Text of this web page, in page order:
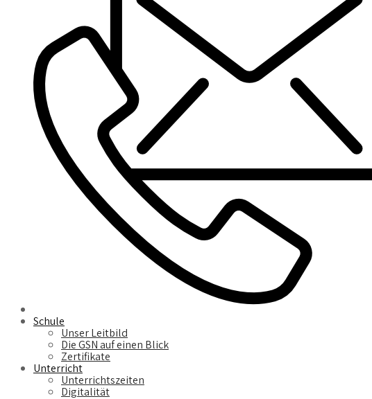
Schule
Unser Leitbild
Die GSN auf einen Blick
Zertifikate
Unterricht
Unterrichtszeiten
Digitalität